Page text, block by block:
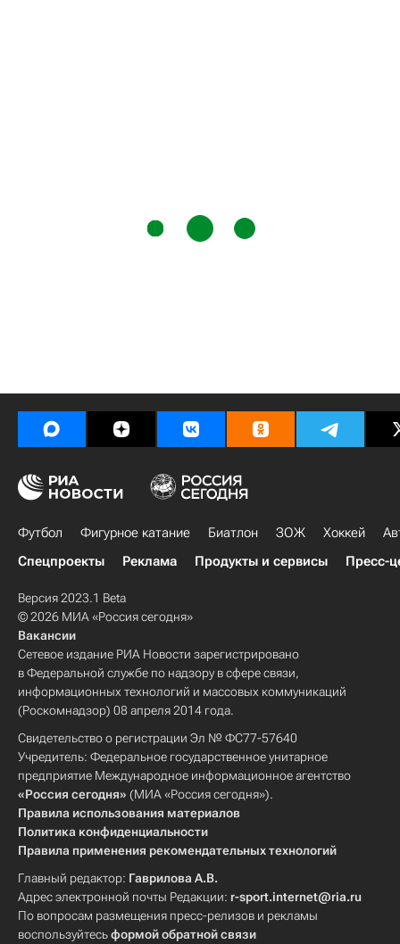
Футбол Фигурное катание Биатлон ЗОЖ Хоккей
Спецпроекты
Реклама Продукты и сервисы Пресс-
Версия 2023.1 Beta
© 2026 МИА «Россия сегодня»
Вакансии
Сетевое издание РИА Новости зарегистрировано
в Федеральной службе по надзору в сфере связи,
информационных технологий и массовых коммуникаций
(Роскомнадзор) 08 апреля 2014 года.
Свидетельство о регистрации Эл № ФС77-57640
Учредитель: Федеральное государственное унитарное
предприятие Международное информационное агентство
«Россия сегодня» (МИА «Россия сегодня»).
Правила использования материалов
Политика конфиденциальности
Правила применения рекомендательных технологий
Главный редактор: Гаврилова А.В.
Адрес электронной почты Редакции: r-sport.internet@ria.ru
По вопросам размещения пресс-релизов и рекламы
воспользуйтесьформой обратной связи